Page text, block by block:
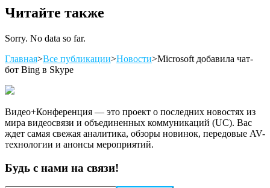
Читайте также
Sorry. No data so far.
Главная>Все публикации>Новости>Microsoft добавила чат-
бот Bing в Skype
Видео+Конференция — это проект о последних новостях из
мира видеосвязи и объединенных коммуникаций (UC). Вас
ждет самая свежая аналитика, обзоры новинок, передовые AV-
технологии и анонсы мероприятий.
Будь с нами на связи!